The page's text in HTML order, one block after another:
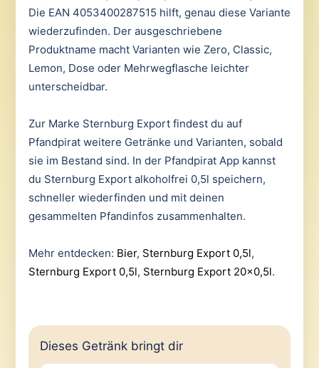
Die EAN 4053400287515 hilft, genau diese Variante
wiederzufinden. Der ausgeschriebene
Produktname macht Varianten wie Zero, Classic,
Lemon, Dose oder Mehrwegflasche leichter
unterscheidbar.
Zur Marke Sternburg Export findest du auf
Pfandpirat weitere Getränke und Varianten, sobald
sie im Bestand sind. In der Pfandpirat App kannst
du Sternburg Export alkoholfrei 0,5l speichern,
schneller wiederfinden und mit deinen
gesammelten Pfandinfos zusammenhalten.
Mehr entdecken: Bier, Sternburg Export 0,5l,
Sternburg Export 0,5l, Sternburg Export 20×0,5l.
Dieses Getränk bringt dir